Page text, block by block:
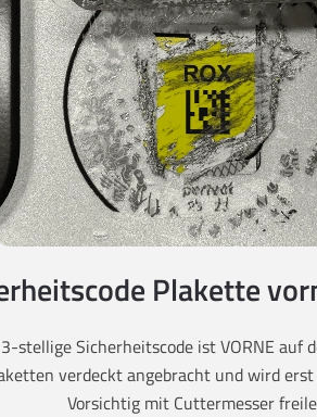
Plakette
stellige Sicherheitscode ist VORNE auf
verdeckt angebracht und wird
Vorsichtig mit Cuttermesser